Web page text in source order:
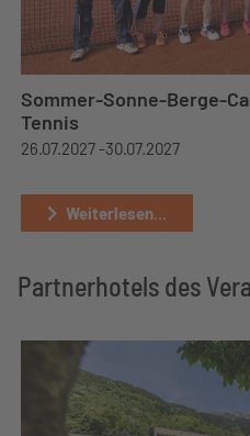
Sommer-Sonne-Berge-
Tennis
26.07.2027 -30.07.2027
Weiterlesen...
Partnerhotels des